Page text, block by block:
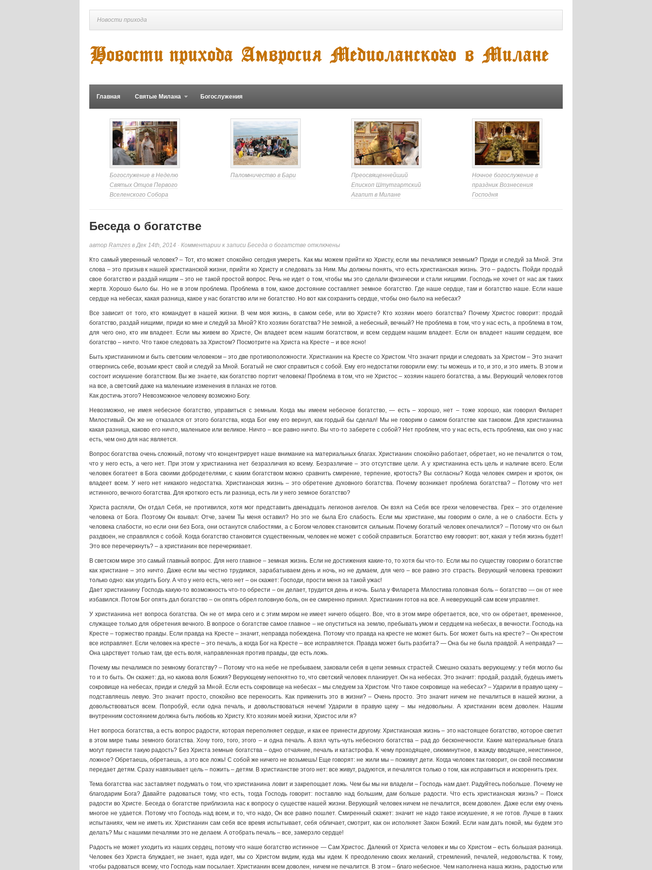
Новости прихода
Главная Святые Милана Богослужения
Богослужение в Неделю
Святых Отцов Первого
Вселенского Собора
Паломничество в Бари
Преосвященнейший
Епископ Штутгартский
Агапит в Милане
Ночное богослужение в
праздник Вознесения
Господня
Беседа о богатстве
автор Ramzes в Дек 14th, 2014 · Комментарии к записи Беседа о богатстве отключены
Кто самый уверенный человек? – Тот, кто может спокойно сегодня умереть. Как мы можем прийти ко Христу, если мы печалимся земным? Приди и следуй за Мной. Эти
слова – это призыв к нашей христианской жизни, прийти ко Христу и следовать за Ним. Мы должны понять, что есть христианская жизнь. Это – радость. Пойди продай
свое богатство и раздай нищим – это не такой простой вопрос. Речь не идет о том, чтобы мы это сделали физически и стали нищими. Господь не хочет от нас аж таких
жертв. Хорошо было бы. Но не в этом проблема. Проблема в том, какое достояние составляет земное богатство. Где наше сердце, там и богатство наше. Если наше
сердце на небесах, какая разница, какое у нас богатство или не богатство. Но вот как сохранить сердце, чтобы оно было на небесах?
Все зависит от того, кто командует в нашей жизни. В чем моя жизнь, в самом себе, или во Христе? Кто хозяин моего богатства? Почему Христос говорит: продай
богатство, раздай нищими, приди ко мне и следуй за Мной? Кто хозяин богатства? Не земной, а небесный, вечный? Не проблема в том, что у нас есть, а проблема в том,
для чего оно, кто им владеет. Если мы живем во Христе, Он владеет всем нашим богатством, и всем сердцем нашим владеет. Если он владеет нашим сердцем, все
богатство – ничто. Что такое следовать за Христом? Посмотрите на Христа на Кресте – и все ясно!
Быть христианином и быть светским человеком – это две противоположности. Христианин на Кресте со Христом. Что значит приди и следовать за Христом – Это значит
отвергнись себе, возьми крест свой и следуй за Мной. Богатый не смог справиться с собой. Ему его недостатки говорили ему: ты можешь и то, и это, и это иметь. В этом и
состоит искушение богатством. Вы же знаете, как богатство портит человека! Проблема в том, что не Христос – хозяин нашего богатства, а мы. Верующий человек готов
на все, а светский даже на маленькие изменения в планах не готов.
Как достичь этого? Невозможное человеку возможно Богу.
Невозможно, не имея небесное богатство, управиться с земным. Когда мы имеем небесное богатство, — есть – хорошо, нет – тоже хорошо, как говорил Филарет
Милостивый. Он же не отказался от этого богатства, когда Бог ему его вернул, как гордый бы сделал! Мы не говорим о самом богатстве как таковом. Для христианина
какая разница, каково его ничто, маленькое или великое. Ничто – все равно ничто. Вы что-то заберете с собой? Нет проблем, что у нас есть, есть проблема, как оно у нас
есть, чем оно для нас является.
Вопрос богатства очень сложный, потому что концентрирует наше внимание на материальных благах. Христианин спокойно работает, обретает, но не печалится о том,
что у него есть, а чего нет. При этом у христианина нет безразличия ко всему. Безразличие – это отсутствие цели. А у христианина есть цель и наличие всего. Если
человек богатеет в Бога своими добродетелями, с каким богатством можно сравнить смирение, терпение, кротость? Вы согласны? Когда человек смирен и кроток, он
владеет всем. У него нет никакого недостатка. Христианская жизнь – это обретение духовного богатства. Почему возникает проблема богатства? – Потому что нет
истинного, вечного богатства. Для кроткого есть ли разница, есть ли у него земное богатство?
Христа распяли, Он отдал Себя, не противился, хотя мог представить двенадцать легионов ангелов. Он взял на Себя все грехи человечества. Грех – это отделение
человека от Бога. Поэтому Он взывал: Отче, зачем Ты меня оставил? Но это не была Его слабость. Если мы христиане, мы говорим о силе, а не о слабости. Есть у
человека слабости, но если они без Бога, они останутся слабостями, а с Богом человек становится сильным. Почему богатый человек опечалился? – Потому что он был
раздвоен, не справлялся с собой. Когда богатство становится существенным, человек не может с собой справиться. Богатство ему говорит: вот, какая у тебя жизнь будет!
Это все перечеркнуть? – а христианин все перечеркивает.
В светском мире это самый главный вопрос. Для него главное – земная жизнь. Если не достижения какие-то, то хотя бы что-то. Если мы по существу говорим о богатстве
как христиане – это ничто. Даже если мы честно трудимся, зарабатываем день и ночь, но не думаем, для чего – все равно это страсть. Верующий человека тревожит
только одно: как угодить Богу. А что у него есть, чего нет – он скажет: Господи, прости меня за такой ужас!
Дает христианину Господь какую-то возможность что-то обрести – он делает, трудится день и ночь. Была у Филарета Милостива головная боль – богатство — он от нее
избавился. Потом Бог опять дал богатство – он опять обрел головную боль, он ее смиренно принял. Христианин готов на все. А неверующий сам всем управляет.
У христианина нет вопроса богатства. Он не от мира сего и с этим миром не имеет ничего общего. Все, что в этом мире обретается, все, что он обретает, временное,
служащее только для обретения вечного. В вопросе о богатстве самое главное – не опуститься на землю, пребывать умом и сердцем на небесах, в вечности. Господь на
Кресте – торжество правды. Если правда на Кресте – значит, неправда побеждена. Потому что правда на кресте не может быть. Бог может быть на кресте? – Он крестом
все исправляет. Если человек на кресте – это печаль, а когда Бог на Кресте – все исправляется. Правда может быть разбита? — Она бы не была правдой. А неправда? —
Она царствует только там, где есть воля, направленная против правды, где есть ложь.
Почему мы печалимся по земному богатству? – Потому что на небе не пребываем, заковали себя в цепи земных страстей. Смешно сказать верующему: у тебя могло бы
то и то быть. Он скажет: да, но какова воля Божия? Верующему непонятно то, что светский человек планирует. Он на небесах. Это значит: продай, раздай, будешь иметь
сокровище на небесах, приди и следуй за Мной. Если есть сокровище на небесах – мы следуем за Христом. Что такое сокровище на небесах? – Ударили в правую щеку –
подставляешь левую. Это значит просто, спокойно все переносить. Как применить это в жизни? – Очень просто. Это значит ничем не печалиться в нашей жизни, а
довольствоваться всем. Попробуй, если одна печаль, и довольствоваться нечем! Ударили в правую щеку – мы недовольны. А христианин всем доволен. Нашим
внутренним состоянием должна быть любовь ко Христу. Кто хозяин моей жизни, Христос или я?
Нет вопроса богатства, а есть вопрос радости, которая переполняет сердце, и как ее принести другому. Христианская жизнь – это настоящее богатство, которое светит
в этом мире тьмы земного богатства. Хочу того, того, этого – и одна печаль. А взял чуть-чуть небесного богатства – рад до бесконечности. Какие материальные блага
могут принести такую радость? Без Христа земные богатства – одно отчаяние, печаль и катастрофа. К чему проходящее, сиюминутное, в жажду вводящее, неистинное,
ложное? Обретаешь, обретаешь, а это все ложь! С собой же ничего не возьмешь! Еще говорят: не жили мы – поживут дети. Когда человек так говорит, он свой пессимизм
передает детям. Сразу навязывает цель – пожить – детям. В христианстве этого нет: все живут, радуются, и печалятся только о том, как исправиться и искоренить грех.
Тема богатства нас заставляет подумать о том, что христианина ловит и закрепощает ложь. Чем бы мы ни владели – Господь нам дает. Радуйтесь побольше. Почему не
благодарим Бога? Давайте радоваться тому, что есть, тогда Господь говорит: поставлю над большим, дам больше радости. Что есть христианская жизнь? – Поиск
радости во Христе. Беседа о богатстве приблизила нас к вопросу о существе нашей жизни. Верующий человек ничем не печалится, всем доволен. Даже если ему очень
многое не удается. Потому что Господь над всем, и то, что надо, Он все равно пошлет. Смиренный скажет: значит не надо такое искушение, я не готов. Лучше в таких
испытаниях, чем не иметь их. Христианин сам себя все время испытывает, себя обличает, смотрит, как он исполняет Закон Божий. Если нам дать покой, мы будем это
делать? Мы с нашими печалями это не делаем. А отобрать печаль – все, замерзло сердце!
Радость не может уходить из наших сердец, потому что наше богатство истинное — Сам Христос. Далекий от Христа человек и мы со Христом – есть большая разница.
Человек без Христа блуждает, не знает, куда идет, мы со Христом видим, куда мы идем. К преодолению своих желаний, стремлений, печалей, недовольства. К тому,
чтобы радоваться всему, что Господь нам посылает. Христианин всем доволен, ничем не печалится. В этом – благо небесное. Чем наполнена наша жизнь, радостью или